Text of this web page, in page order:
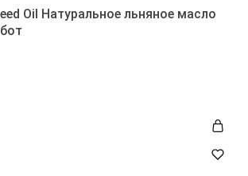
Oil Натуральное льняное масло